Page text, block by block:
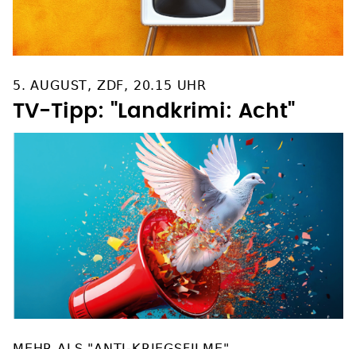
5. AUGUST, ZDF, 20.15 UHR
TV-Tipp: "Landkrimi: Acht"